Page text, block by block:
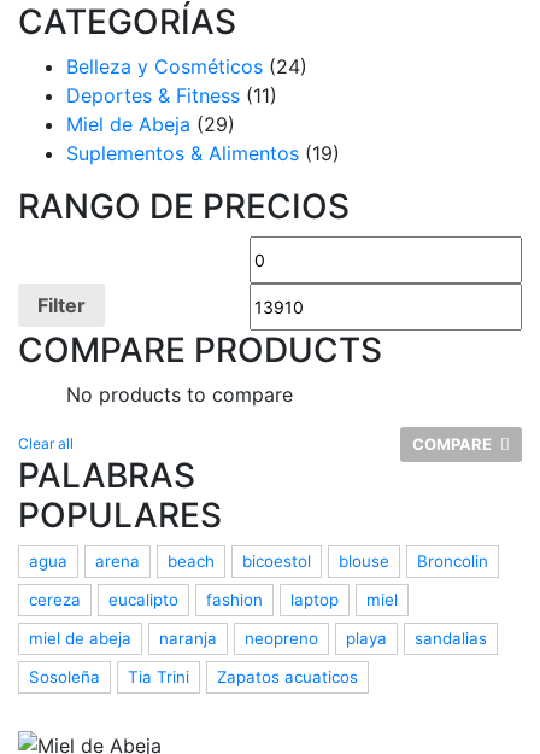
CATEGORÍAS
Belleza y Cosméticos (24)
Deportes & Fitness (11)
Miel de Abeja (29)
Suplementos & Alimentos (19)
RANGO DE PRECIOS
Filter
COMPARE PRODUCTS
No products to compare
Clear all COMPARE
PALABRAS
POPULARES
agua arena beach bicoestol blouse
Broncolin
cereza
eucalipto fashion laptop
miel
miel de abeja
naranja neopreno playa
sandalias
Sosoleña
Tia Trini Zapatos acuaticos